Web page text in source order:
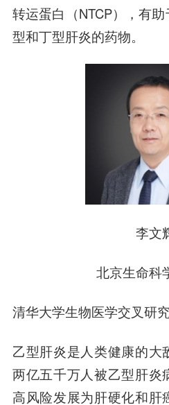
转运蛋白（NTCP），有
型和丁型肝炎的药物。
李文
北京生命科
清华大学生物医学交叉研
乙型肝炎是人类健康的大
两亿五千万人被乙型肝炎
高风险发展为肝硬化和肝